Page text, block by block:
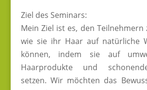
Ziel des Seminars:
Mein Ziel ist es, den
wie sie ihr Haar auf natürliche
können, indem sie auf
Haarprodukte und
setzen. Wir möchten das